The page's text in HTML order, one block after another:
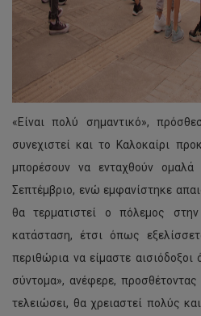
«Είναι πολύ σημαντικό»,
συνεχιστεί και το Καλοκαίρι
μπορέσουν να ενταχθούν
Σεπτέμβριο, ενώ εμφανίστηκε
θα τερματιστεί ο πόλεμος
κατάσταση, έτσι όπως
περιθώρια να είμαστε
σύντομα», ανέφερε,
τελειώσει, θα χρειαστεί πολύς